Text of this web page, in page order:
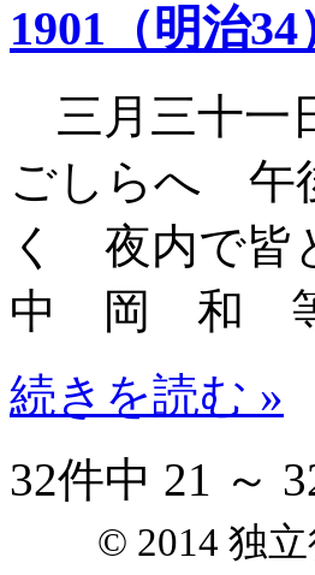
1901（明治
三月三十
ごしらへ 午
く 夜内で
中 岡 和
続きを読む »
32件中 21 ～
© 2014 独